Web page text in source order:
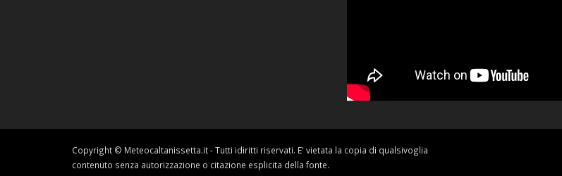
Copyright © Meteocaltanissetta.it - Tutti idiritti riservati. E' vietata la copia di qualsivoglia
contenuto senza autorizzazione o citazione esplicita della fonte.